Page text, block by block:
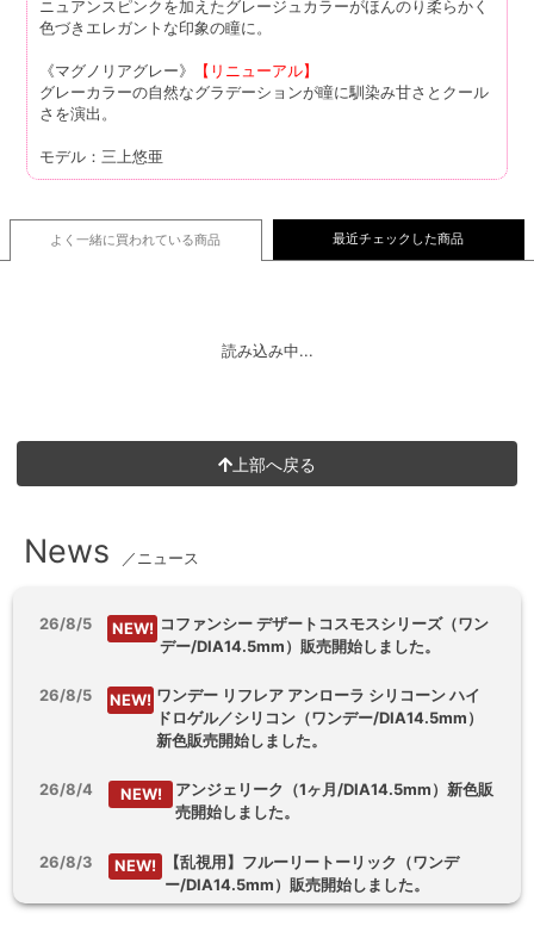
ニュアンスピンクを加えたグレージュカラーがほんのり柔らかく
色づきエレガントな印象の瞳に。
《マグノリアグレー》
【リニューアル】
グレーカラーの自然なグラデーションが瞳に馴染み甘さとクール
さを演出。
モデル：三上悠亜
よく一緒に買われている商品 最近チェックした商品
読み込み中...
上部へ戻る
News ／ニュース
26/8/5 NEW! コファンシー デザートコスモスシリーズ（ワン
デー/DIA14.5mm）販売開始しました。
26/8/5 NEW! ワンデー リフレア アンローラ シリコーン ハイ
ドロゲル／シリコン（ワンデー/DIA14.5mm）
新色販売開始しました。
26/8/4 NEW!
アンジェリーク（1ヶ月/DIA14.5mm）新色販
売開始しました。
26/8/3 NEW!
【乱視用】フルーリートーリック（ワンデ
ー/DIA14.5mm）販売開始しました。